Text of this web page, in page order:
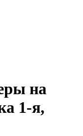
на
1-я,